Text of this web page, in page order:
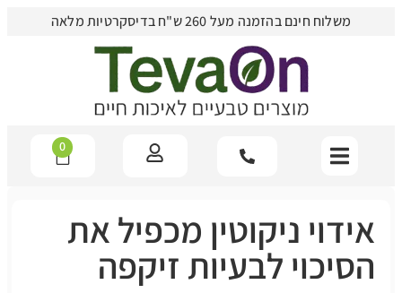
משלוח חינם בהזמנה מעל 260 ש"ח בדיסקרטיות מלאה
0
אידוי ניקוטין מכפיל את
הסיכוי לבעיות זיקפה